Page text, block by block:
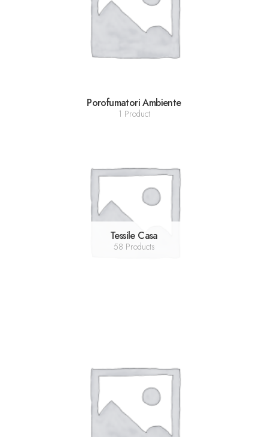
Porofumatori Ambiente
1 Product
Tessile Casa
58 Products